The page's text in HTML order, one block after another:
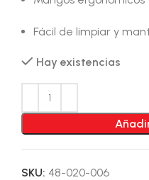
Fácil de limpiar y
Hay existencias
SKU: 48-020-006